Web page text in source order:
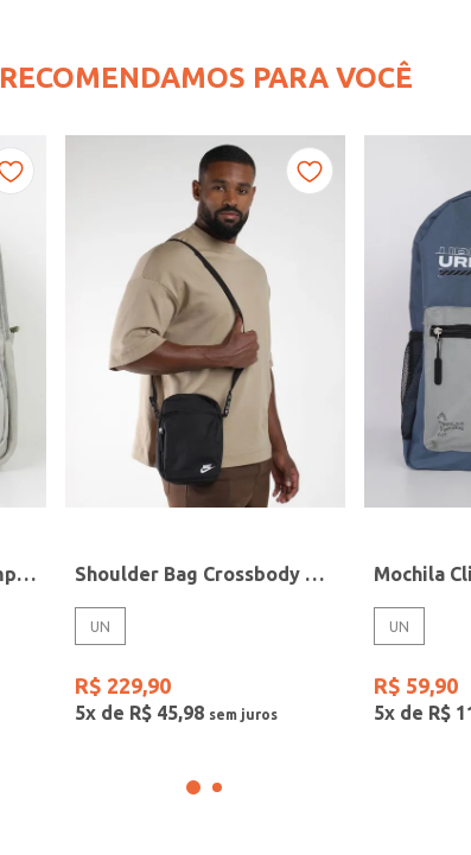
RECOMENDAMOS PARA VOCÊ
Mochila Sportstyle Olympikus BEGE Shoulder Bag Crossbody Nike PRETO
UN
R$ 229,90
5x de R$ 45,98
Mochila
UN
R$ 59,90
5x de R$